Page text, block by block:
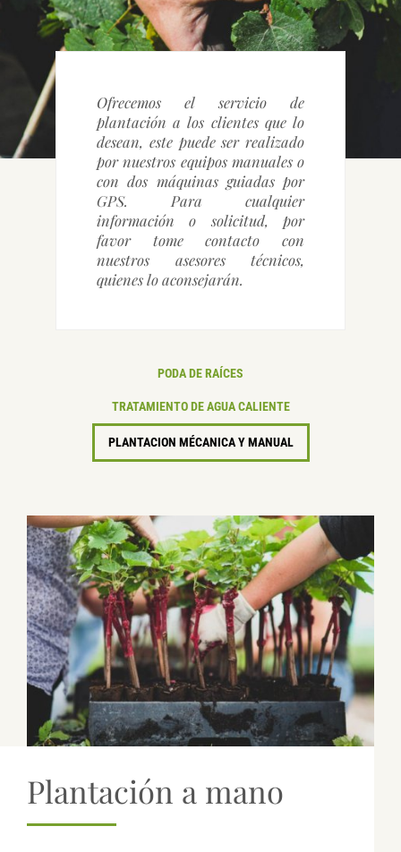
CONTACTO
Ofrecemos el servicio de
plantación a los clientes que lo
desean, este puede ser realizado
por nuestros equipos manuales o
con dos máquinas guiadas por
GPS. Para cualquier
información o solicitud, por
favor tome contacto con
nuestros asesores técnicos,
quienes lo aconsejarán.
PODA DE RAÍCES
TRATAMIENTO DE AGUA CALIENTE
PLANTACION MÉCANICA Y MANUAL
Plantación a mano